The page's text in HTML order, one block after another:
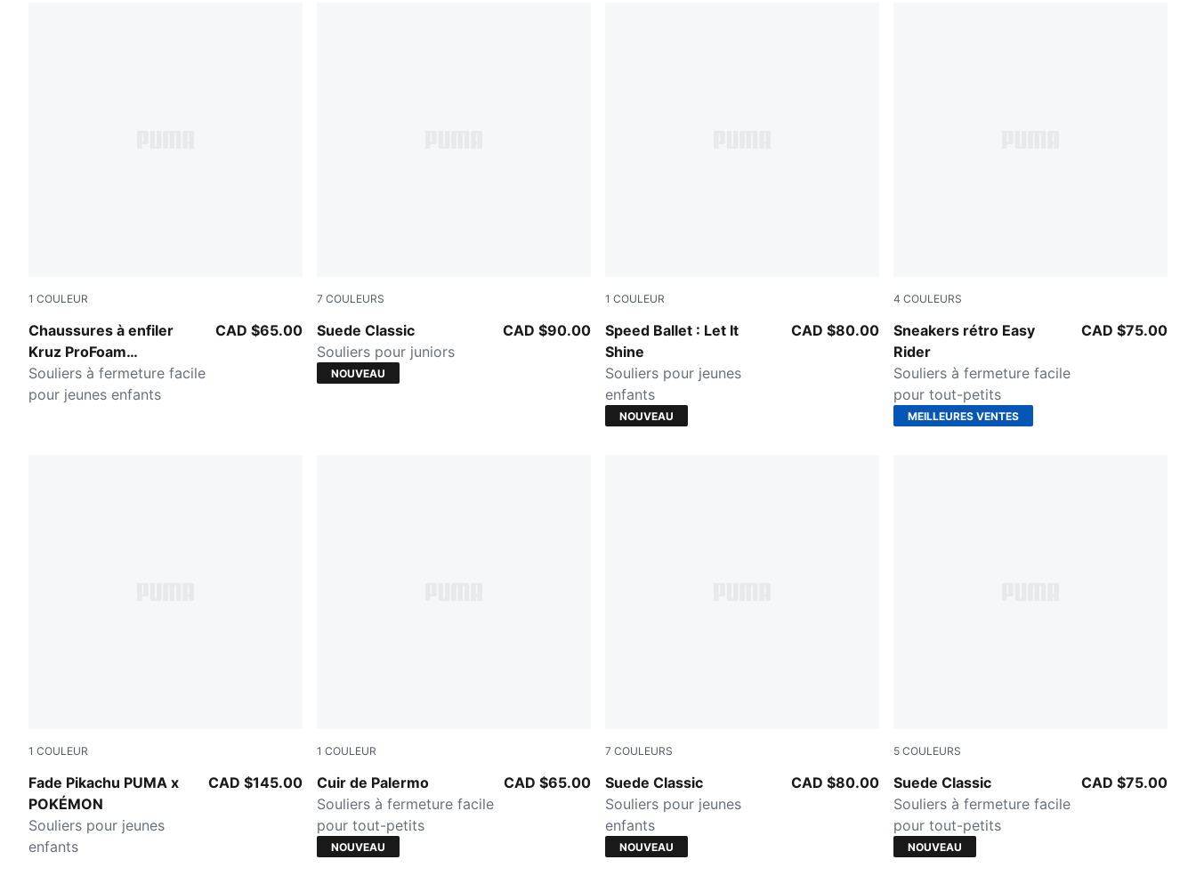
1 COULEUR
Chaussures à enfiler
Kruz ProFoam
SLIPTECH™
PUMA Black-Redmazing
Souliers à fermeture facile
pour jeunes enfants
CAD $65.00
7 COULEURS
Suede Classic
Haute Coffee-PUMA White
Souliers pour juniors
CAD $90.00
NOUVEAU
1 COULEUR
Speed Ballet : Let It
Shine
Misty Pink-Powder Pink
Souliers pour jeunes
enfants
CAD $80.00
NOUVEAU
4 COULEURS
Sneakers rétro Easy
Rider
PUMA Black-PUMA White
Souliers à fermeture facile
pour tout-petits
CAD $75.00
MEILLEURES VENTES
1 COULEUR
Fade Pikachu PUMA x
POKÉMON
Energizing Yellow-PUMA Black
Souliers pour jeunes
enfants
CAD $145.00
1 COULEUR
Cuir de Palermo
PUMA White-Vapor Gray-Gum
Souliers à fermeture facile
pour tout-petits
CAD $65.00
NOUVEAU
7 COULEURS
Suede Classic
For All Time Red-PUMA White
Souliers pour jeunes
enfants
CAD $80.00
NOUVEAU
5 COULEURS
Suede Classic
PUMA Black-PUMA White
Souliers à fermeture facile
pour tout-petits
CAD $75.00
NOUVEAU